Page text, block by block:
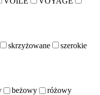
skrzyżowane
szerokie
beżowy
różowy